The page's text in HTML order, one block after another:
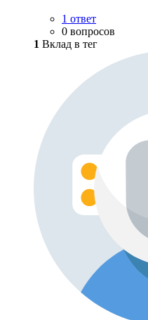
1 ответ
0 вопросов
1 Вклад в тег